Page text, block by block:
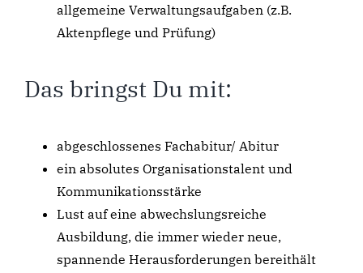
allgemeine Verwaltungsaufgaben (z.B.
Aktenpflege und Prüfung)
Das bringst Du mit:
abgeschlossenes Fachabitur/ Abitur
ein absolutes Organisationstalent und
Kommunikationsstärke
Lust auf eine abwechslungsreiche
Ausbildung, die immer wieder neue,
spannende Herausforderungen bereithält